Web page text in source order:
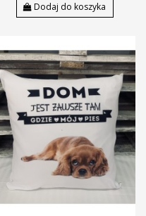
Dodaj do koszyka